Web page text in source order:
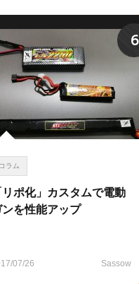
コラム
リポ化」カスタムで電動
ンを性能アップ
07/26 Sassow
6